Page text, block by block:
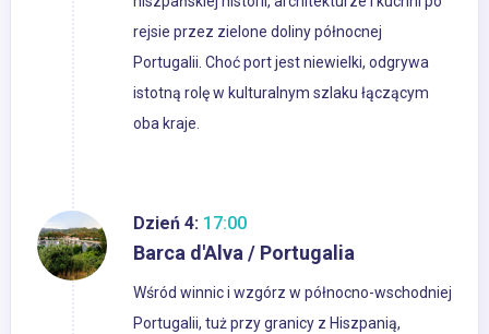
rejsie przez zielone doliny północnej
Portugalii. Choć port jest niewielki, odgrywa
istotną rolę w kulturalnym szlaku łączącym
oba kraje.
Dzień 4: 17:00
Barca d'Alva / Portugalia
Wśród winnic i wzgórz w północno-wschodniej
Portugalii, tuż przy granicy z Hiszpanią,